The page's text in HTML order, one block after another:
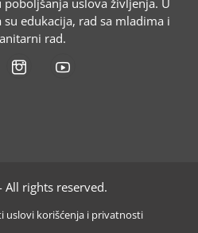
edukacija, rad sa mladima i
rad.
rights reserved.
uslovi korišćenja i privatnosti